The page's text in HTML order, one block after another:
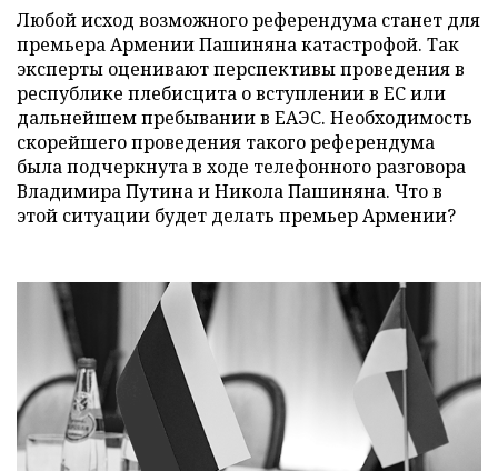
Любой исход возможного референдума станет для
премьера Армении Пашиняна катастрофой. Так
эксперты оценивают перспективы проведения в
республике плебисцита о вступлении в ЕС или
дальнейшем пребывании в ЕАЭС. Необходимость
скорейшего проведения такого референдума
была подчеркнута в ходе телефонного разговора
Владимира Путина и Никола Пашиняна. Что в
этой ситуации будет делать премьер Армении?